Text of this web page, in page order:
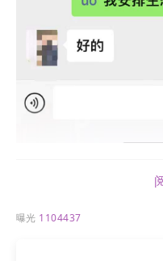
把记住的官网简短网
发给客户，请客户简单
曝光 1104437